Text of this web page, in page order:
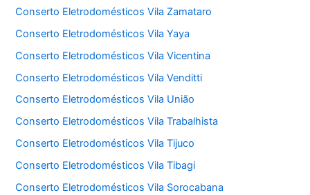
Conserto Eletrodomésticos Vila Zamataro
Conserto Eletrodomésticos Vila Yaya
Conserto Eletrodomésticos Vila Vicentina
Conserto Eletrodomésticos Vila Venditti
Conserto Eletrodomésticos Vila União
Conserto Eletrodomésticos Vila Trabalhista
Conserto Eletrodomésticos Vila Tijuco
Conserto Eletrodomésticos Vila Tibagi
Conserto Eletrodomésticos Vila Sorocabana